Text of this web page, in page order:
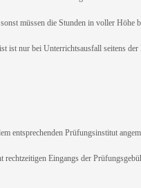
müssen die Stunden in voller Höhe
ist nur bei Unterrichtsausfall seitens
Prüfungsinstitut
Eingangs der